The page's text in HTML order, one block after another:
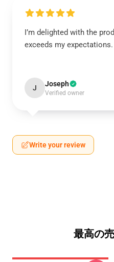
I’m delighted with the
exceeds my expectations.
J Joseph
Verified owner
Write your review
最高の